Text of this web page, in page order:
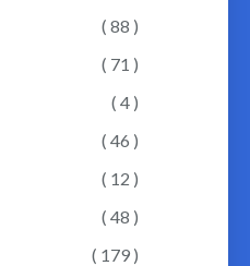
( 88 )
( 71 )
( 4 )
( 46 )
( 12 )
( 48 )
( 179 )